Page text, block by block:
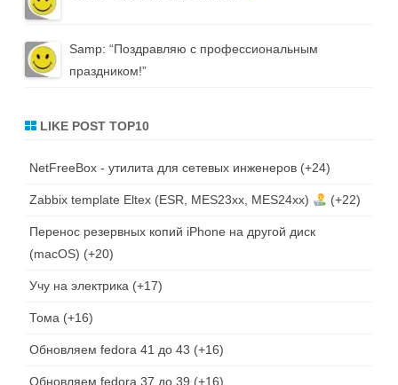
Samp: “Поздравляю с профессиональным
праздником!”
LIKE POST TOP10
NetFreeBox - утилита для сетевых инженеров +24
Zabbix template Eltex (ESR, MES23xx, MES24xx) +22
Перенос резервных копий iPhone на другой диск
(macOS)
+20
Учу на электрика +17
Тома +16
Обновляем fedora 41 до 43 +16
Обновляем fedora 37 до 39 +16